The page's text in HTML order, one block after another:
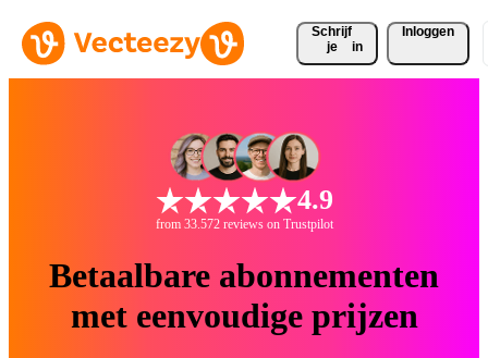
Schrijf
je
in
Inloggen
4.9
from 33.572 reviews on Trustpilot
Betaalbare abonnementen
met eenvoudige prijzen